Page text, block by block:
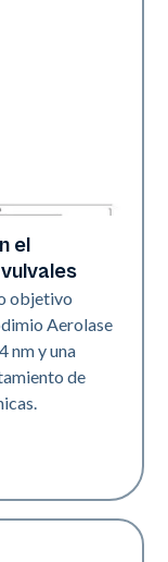
el
objetivo
Aerolase
nm y una
de